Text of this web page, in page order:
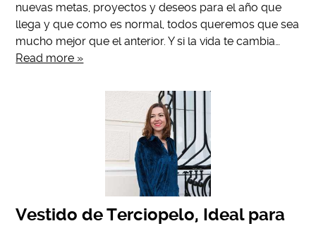
nuevas metas, proyectos y deseos para el año que
llega y que como es normal, todos queremos que sea
mucho mejor que el anterior. Y si la vida te cambia…
Read more »
Vestido de Terciopelo, Ideal para